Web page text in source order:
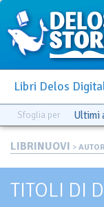
Libri Delos
Sfoglia per Ultimi
LIBRINUOVI >
TITOLI DI